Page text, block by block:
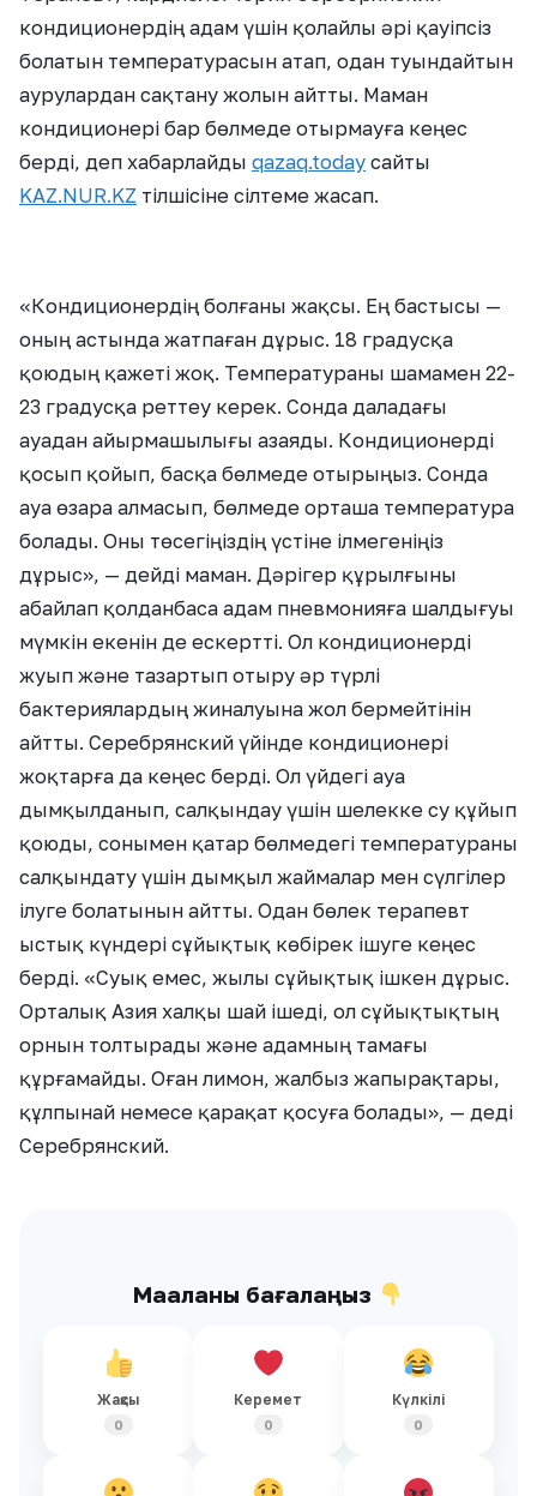
кондиционердің адам үшін қолайлы әрі қауіпсіз
болатын температурасын атап, одан туындайтын
аурулардан сақтану жолын айтты. Маман
кондиционері бар бөлмеде отырмауға кеңес
берді, деп хабарлайды qazaq.today сайты
KAZ.NUR.KZ тілшісіне сілтеме жасап.
«Кондиционердің болғаны жақсы. Ең бастысы —
оның астында жатпаған дұрыс. 18 градусқа
қоюдың қажеті жоқ. Температураны шамамен 22-
23 градусқа реттеу керек. Сонда даладағы
ауадан айырмашылығы азаяды. Кондиционерді
қосып қойып, басқа бөлмеде отырыңыз. Сонда
ауа өзара алмасып, бөлмеде орташа температура
болады. Оны төсегіңіздің үстіне ілмегеніңіз
дұрыс», — дейді маман. Дәрігер құрылғыны
абайлап қолданбаса адам пневмонияға шалдығуы
мүмкін екенін де ескертті. Ол кондиционерді
жуып және тазартып отыру әр түрлі
бактериялардың жиналуына жол бермейтінін
айтты. Серебрянский үйінде кондиционері
жоқтарға да кеңес берді. Ол үйдегі ауа
дымқылданып, салқындау үшін шелекке су құйып
қоюды, сонымен қатар бөлмедегі температураны
салқындату үшін дымқыл жаймалар мен сүлгілер
ілуге болатынын айтты. Одан бөлек терапевт
ыстық күндері сұйықтық көбірек ішуге кеңес
берді. «Суық емес, жылы сұйықтық ішкен дұрыс.
Орталық Азия халқы шай ішеді, ол сұйықтықтың
орнын толтырады және адамның тамағы
құрғамайды. Оған лимон, жалбыз жапырақтары,
құлпынай немесе қарақат қосуға болады», — деді
Серебрянский.
Мақаланы бағалаңыз
Жақсы
0
Керемет
0
Күлкілі
0